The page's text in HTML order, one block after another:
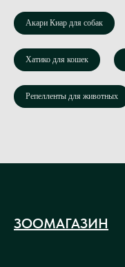
Акари Киар для собак
Хатико для кошек
Репелленты для животных
ЗООМАГАЗИН